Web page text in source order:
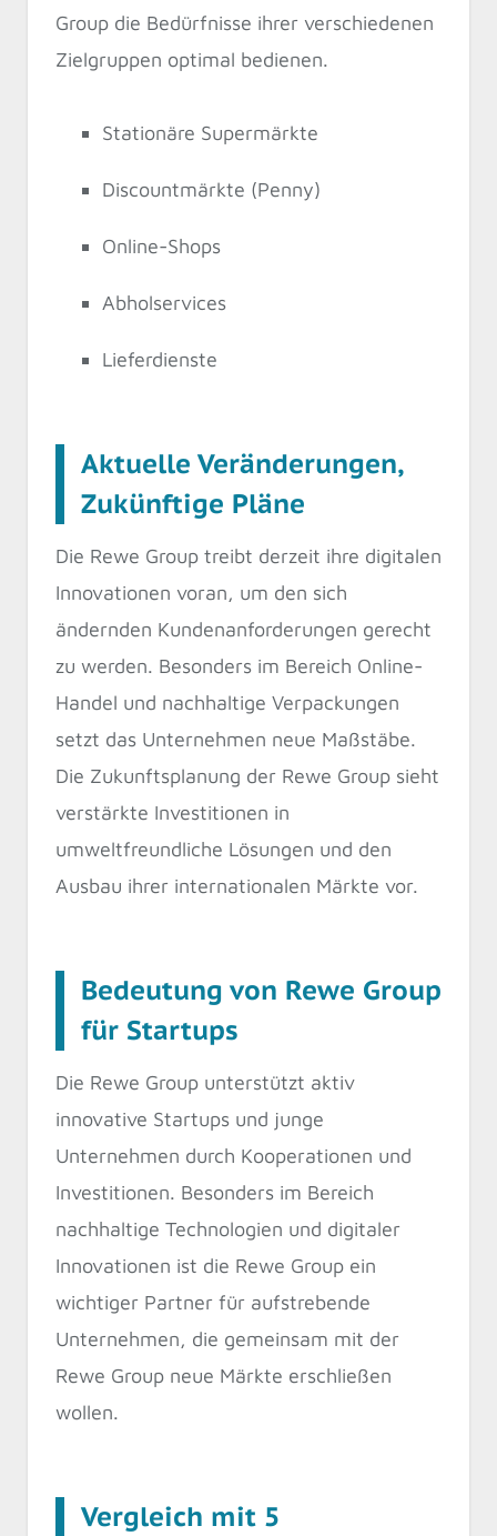
Group die Bedürfnisse ihrer verschiedenen
Zielgruppen optimal bedienen.
Stationäre Supermärkte
Discountmärkte (Penny)
Online-Shops
Abholservices
Lieferdienste
Aktuelle Veränderungen,
Zukünftige Pläne
Die Rewe Group treibt derzeit ihre digitalen
Innovationen voran, um den sich
ändernden Kundenanforderungen gerecht
zu werden. Besonders im Bereich Online-
Handel und nachhaltige Verpackungen
setzt das Unternehmen neue Maßstäbe.
Die Zukunftsplanung der Rewe Group sieht
verstärkte Investitionen in
umweltfreundliche Lösungen und den
Ausbau ihrer internationalen Märkte vor.
Bedeutung von Rewe Group
für Startups
Die Rewe Group unterstützt aktiv
innovative Startups und junge
Unternehmen durch Kooperationen und
Investitionen. Besonders im Bereich
nachhaltige Technologien und digitaler
Innovationen ist die Rewe Group ein
wichtiger Partner für aufstrebende
Unternehmen, die gemeinsam mit der
Rewe Group neue Märkte erschließen
wollen.
Vergleich mit 5